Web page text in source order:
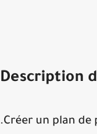
Créer un plan